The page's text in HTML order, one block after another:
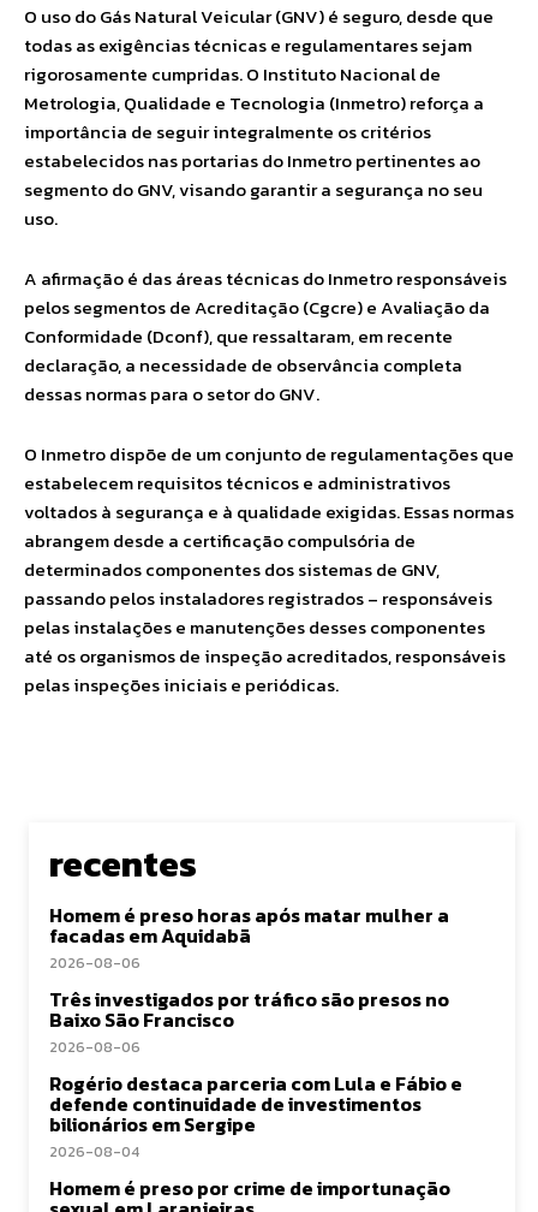
O uso do Gás Natural Veicular (GNV) é seguro, desde que
todas as exigências técnicas e regulamentares sejam
rigorosamente cumpridas. O Instituto Nacional de
Metrologia, Qualidade e Tecnologia (Inmetro) reforça a
importância de seguir integralmente os critérios
estabelecidos nas portarias do Inmetro pertinentes ao
segmento do GNV, visando garantir a segurança no seu
uso.
A afirmação é das áreas técnicas do Inmetro responsáveis
pelos segmentos de Acreditação (Cgcre) e Avaliação da
Conformidade (Dconf), que ressaltaram, em recente
declaração, a necessidade de observância completa
dessas normas para o setor do GNV.
O Inmetro dispõe de um conjunto de regulamentações que
estabelecem requisitos técnicos e administrativos
voltados à segurança e à qualidade exigidas. Essas normas
abrangem desde a certificação compulsória de
determinados componentes dos sistemas de GNV,
passando pelos instaladores registrados – responsáveis
pelas instalações e manutenções desses componentes
até os organismos de inspeção acreditados, responsáveis
pelas inspeções iniciais e periódicas.
recentes
Homem é preso horas após matar mulher a
facadas em Aquidabã
2026-08-06
Três investigados por tráfico são presos no
Baixo São Francisco
2026-08-06
Rogério destaca parceria com Lula e Fábio e
defende continuidade de investimentos
bilionários em Sergipe
2026-08-04
Homem é preso por crime de importunação